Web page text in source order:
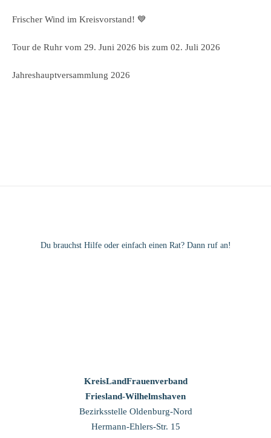
Frischer Wind im Kreisvorstand! 💙
Tour de Ruhr vom 29. Juni 2026 bis zum 02. Juli 2026
Jahreshauptversammlung 2026
Du brauchst Hilfe oder einfach einen Rat? Dann ruf an!
KreisLandFrauenverband
Friesland-Wilhelmshaven
Bezirksstelle Oldenburg-Nord
Hermann-Ehlers-Str. 15